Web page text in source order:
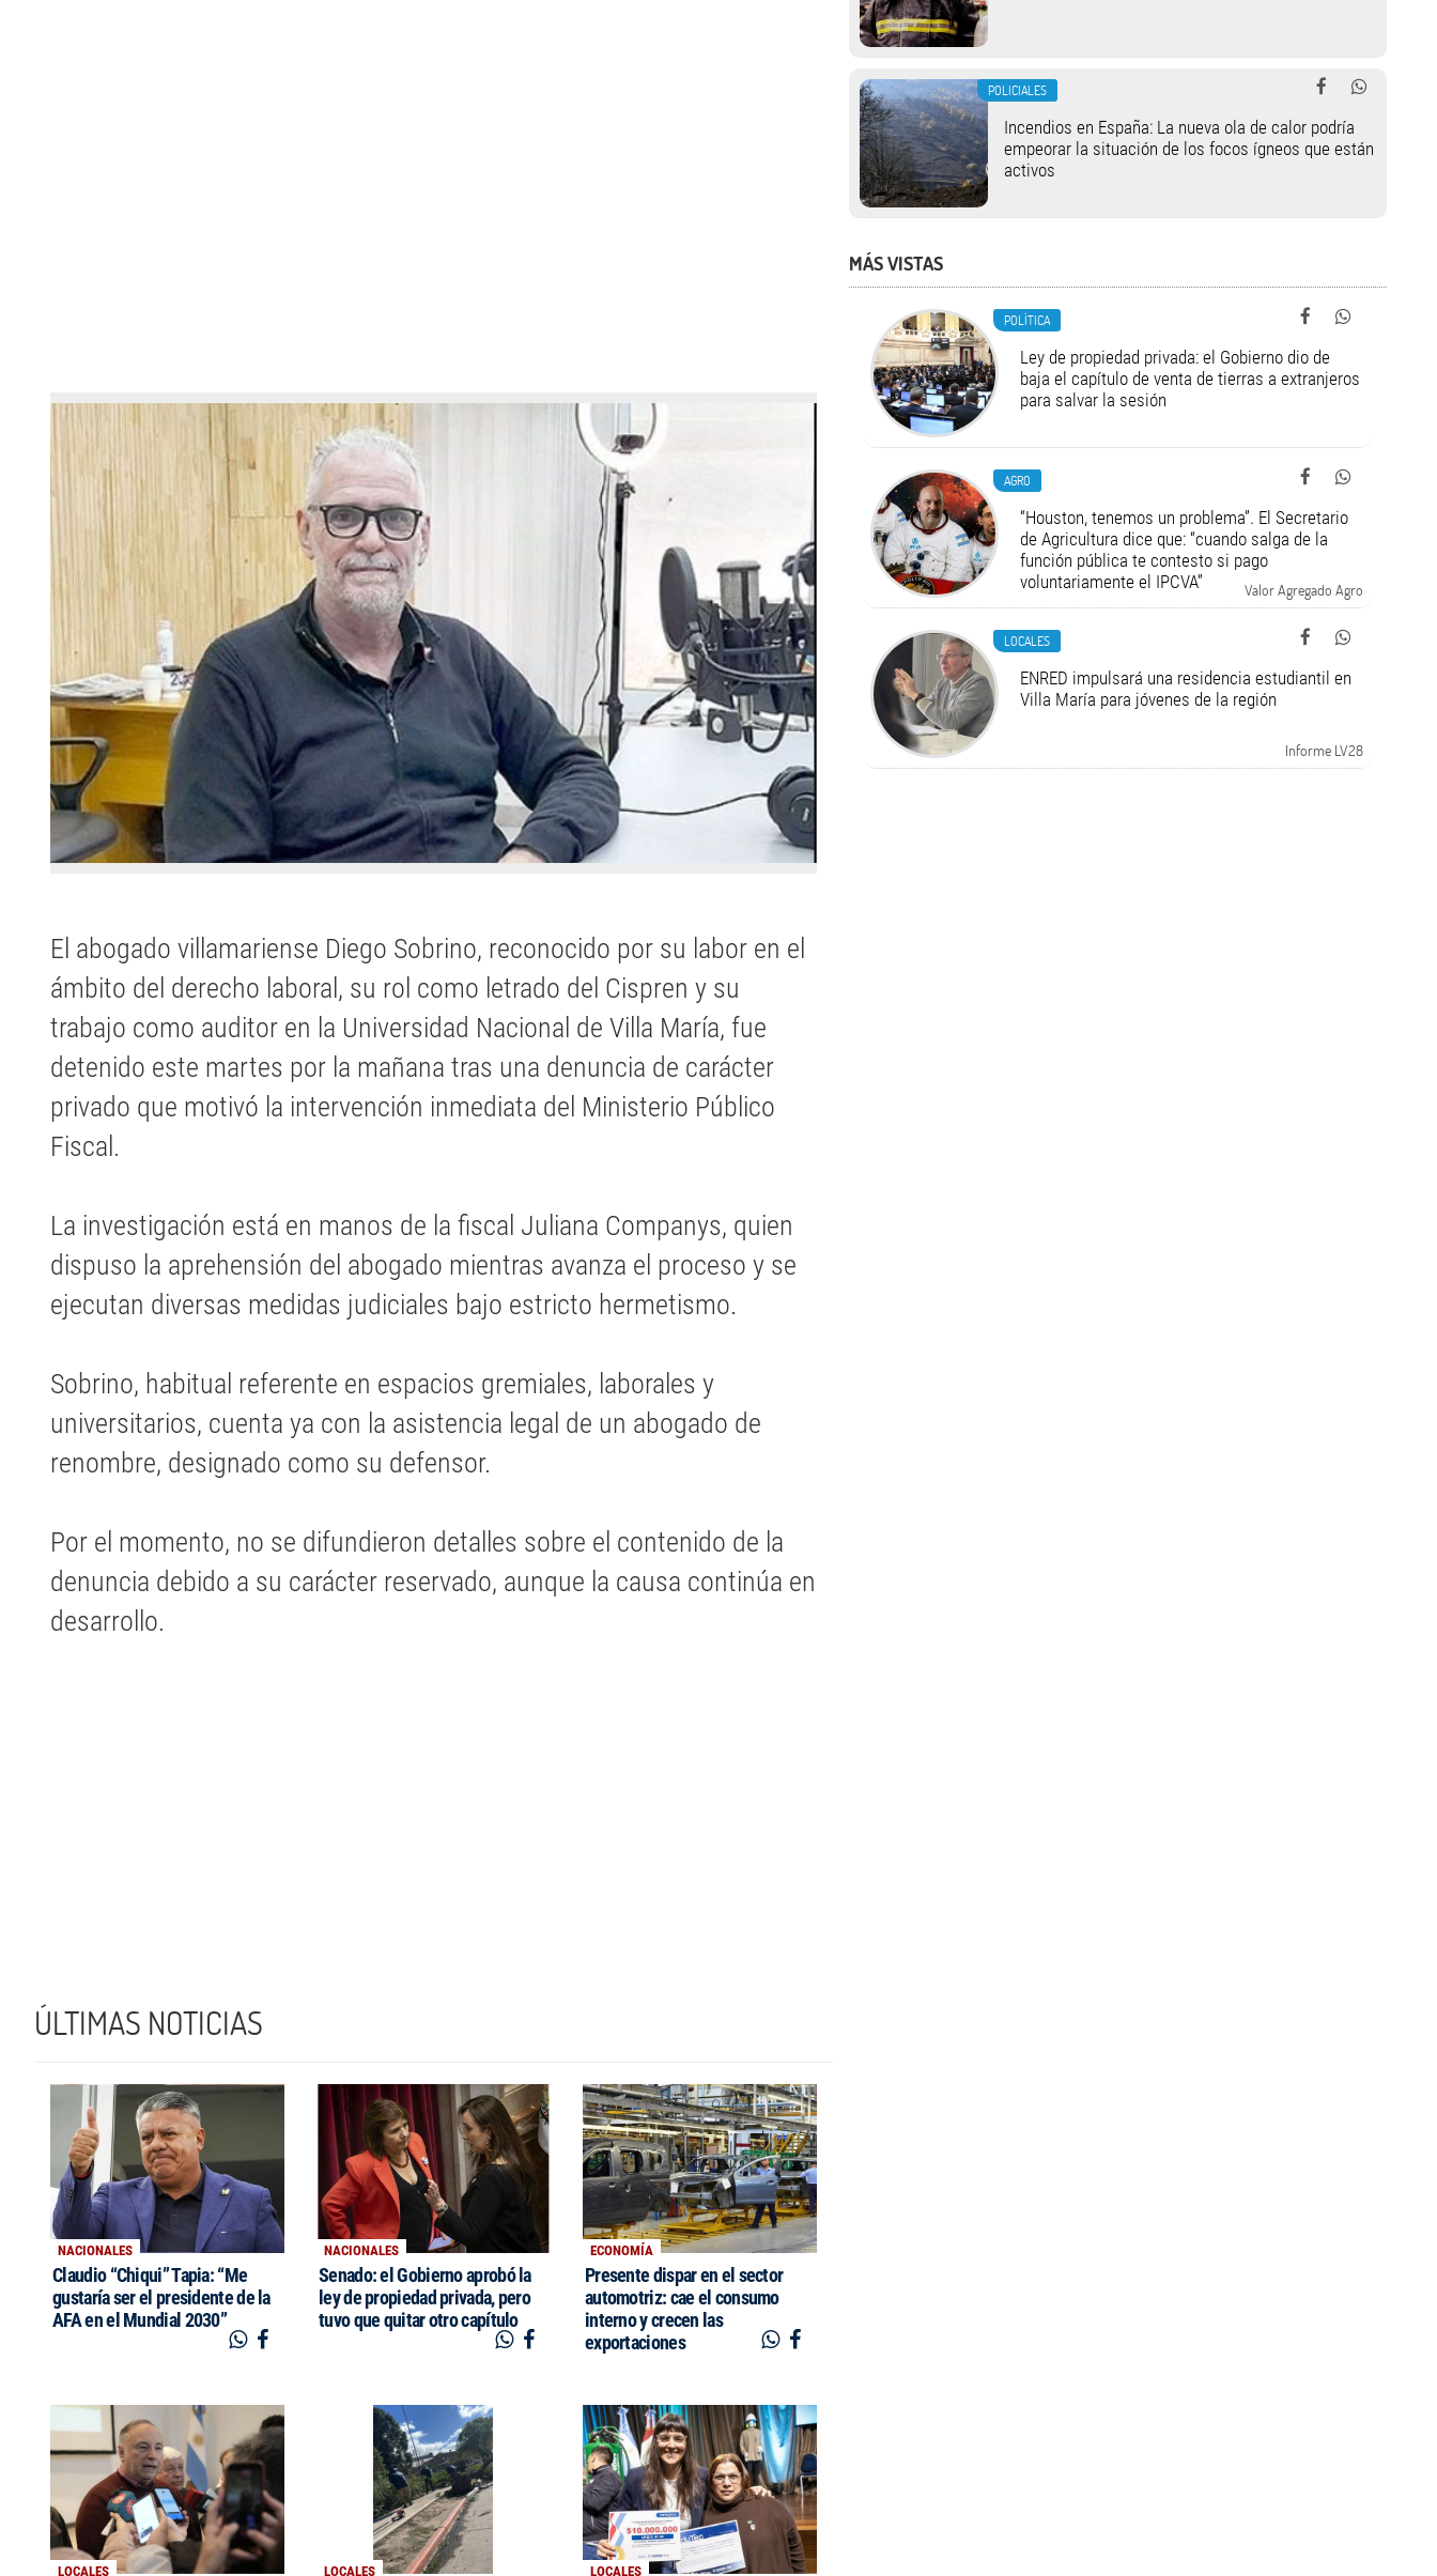
El abogado villamariense Diego Sobrino, reconocido por su labor en el
ámbito del derecho laboral, su rol como letrado del Cispren y su
trabajo como auditor en la Universidad Nacional de Villa María, fue
detenido este martes por la mañana tras una denuncia de carácter
privado que motivó la intervención inmediata del Ministerio Público
Fiscal.
La investigación está en manos de la fiscal Juliana Companys, quien
dispuso la aprehensión del abogado mientras avanza el proceso y se
ejecutan diversas medidas judiciales bajo estricto hermetismo.
Sobrino, habitual referente en espacios gremiales, laborales y
universitarios, cuenta ya con la asistencia legal de un abogado de
renombre, designado como su defensor.
Por el momento, no se difundieron detalles sobre el contenido de la
denuncia debido a su carácter reservado, aunque la causa continúa en
desarrollo.
ÚLTIMAS NOTICIAS
NACIONALES
Claudio “Chiqui” Tapia: “Me
gustaría ser el presidente de la
AFA en el Mundial 2030”
NACIONALES
Senado: el Gobierno aprobó la
ley de propiedad privada, pero
tuvo que quitar otro capítulo
ECONOMÍA
Presente dispar en el sector
automotriz: cae el consumo
interno y crecen las
exportaciones
LOCALES LOCALES LOCALES
POLICIALES
Incendios en España: La nueva ola de calor podría
empeorar la situación de los focos ígneos que están
activos
MÁS VISTAS
POLÍTICA
Ley de propiedad privada: el Gobierno dio de
baja el capítulo de venta de tierras a extranjeros
para salvar la sesión
AGRO
“Houston, tenemos un problema”. El Secretario
de Agricultura dice que: “cuando salga de la
función pública te contesto si pago
voluntariamente el IPCVA”
Valor Agregado Agro
LOCALES
ENRED impulsará una residencia estudiantil en
Villa María para jóvenes de la región
Informe LV28